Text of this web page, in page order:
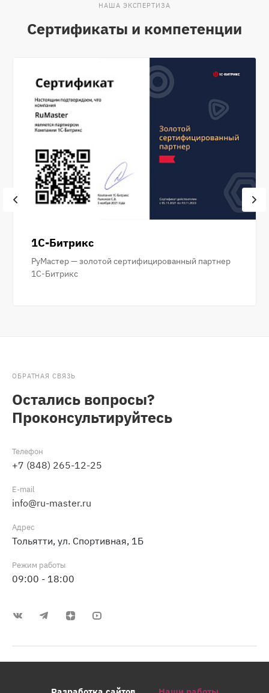
НАША ЭКСПЕРТИЗА
Сертификаты и компетенции
1С-Битрикс
РуМастер — золотой сертифицированный партнер
1С-Битрикс
ОБРАТНАЯ СВЯЗЬ
Остались вопросы?
Проконсультируйтесь
Телефон
+7 (848) 265-12-25
E-mail
info@ru-master.ru
Адрес
Тольятти, ул. Спортивная, 1Б
Режим работы
09:00 - 18:00